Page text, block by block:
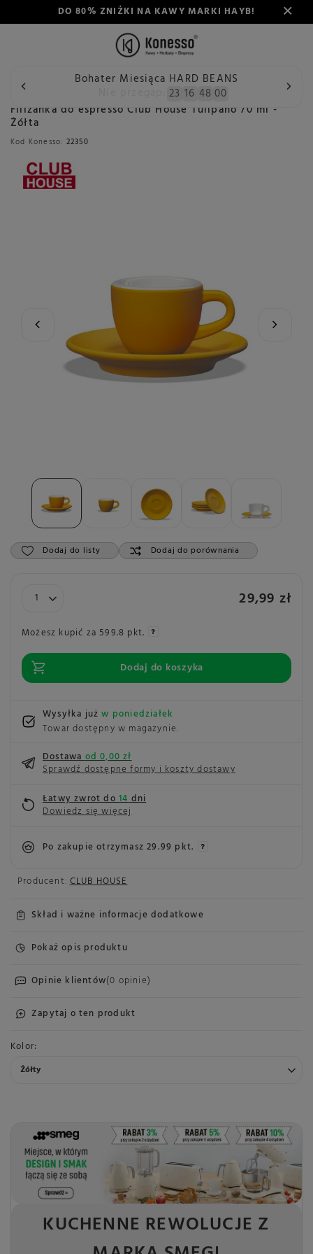
DO 80% ZNIŻKI NA KAWY MARKI HAYB!
Bohater Miesiąca HARD BEANS
23 16 47 59
Wstecz Konesso Akcesoria Typ Filiżanki do kawy
Filiżanka do espresso Club House Tulipano 70 ml -
Żółta
Kod Konesso: 22350
Dodaj do listy Dodaj do porównania
Producent: CLUB HOUSE
Skład i ważne informacje dodatkowe
Pokaż opis produktu
Opinie klientów(0 opinie)
Zapytaj o ten produkt
Kolor
Żółty
29,99 zł
Możesz kupić za 599.8 pkt.
Dodaj do koszyka
Wysyłka jużw poniedziałek
Towar dostępny w magazynie
Dostawaod 0,00 zł
Sprawdź dostępne formy i koszty dostawy
Łatwy zwrot do14dni
Dowiedz się więcej
Po zakupie otrzymasz29.99 pkt.
KUCHENNE REWOLUCJE Z